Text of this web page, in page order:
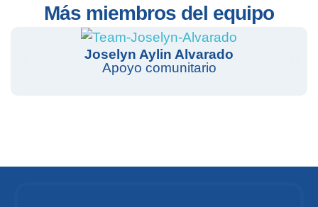
Más miembros del equipo
Joselyn Aylin Alvarado
Apoyo comunitario